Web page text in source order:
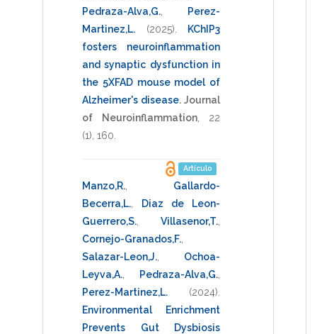
Pedraza-Alva,G.
Perez-
Martinez,L.
(2025)
KChIP3
fosters neuroinflammation
and synaptic dysfunction in
the 5XFAD mouse model of
Alzheimer's disease. Journal
of Neuroinflammation, 22
(1), 160
Artículo
Manzo,R.
Gallardo-
Becerra,L.
Diaz de Leon-
Guerrero,S.
Villasenor,T.
Cornejo-Granados,F.
Salazar-Leon,J.
Ochoa-
Leyva,A.
Pedraza-Alva,G.
Perez-Martinez,L.
(2024)
Environmental Enrichment
Prevents Gut Dysbiosis